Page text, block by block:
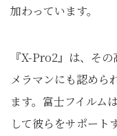
加わっています。
『X-Pro2』は、そ
メラマンにも認めら
ます。富士フイルム
して彼らをサポート